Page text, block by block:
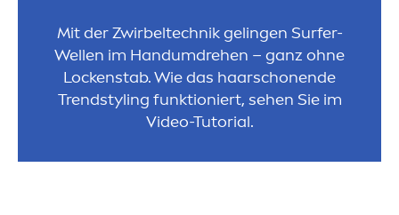
Mit der Zwirbeltechnik gelingen Surfer-
Wellen im Handumdrehen – ganz ohne
Lockenstab. Wie das haarschonende
Trendstyling funktioniert, sehen Sie im
Video-Tutorial.